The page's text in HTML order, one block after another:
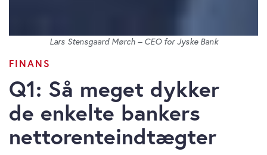
FINANS
Q1: Så meget dykker
de enkelte bankers
nettorenteindtægter
Lars Stensgaard Mørch – CEO for Jyske Bank